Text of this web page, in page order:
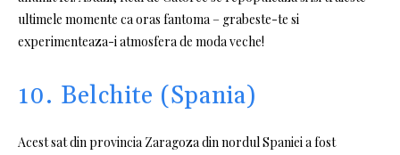
ultimele momente ca oras fantoma – grabeste-te si
experimenteaza-i atmosfera de moda veche!
10. Belchite (Spania)
Acest sat din provincia Zaragoza din nordul Spaniei a fost